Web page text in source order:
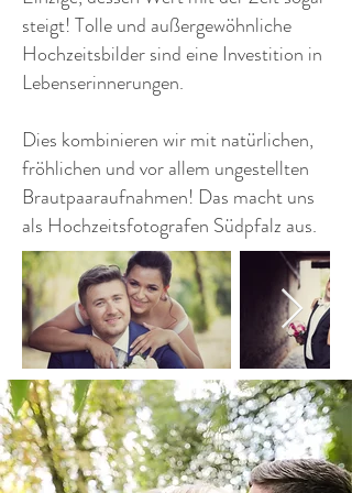
steigt! Tolle und außergewöhnliche
Hochzeitsbilder sind eine Investition in
Lebenserinnerungen.
Dies kombinieren wir mit natürlichen,
fröhlichen und vor allem ungestellten
Brautpaaraufnahmen! Das macht uns
als Hochzeitsfotografen Südpfalz aus.